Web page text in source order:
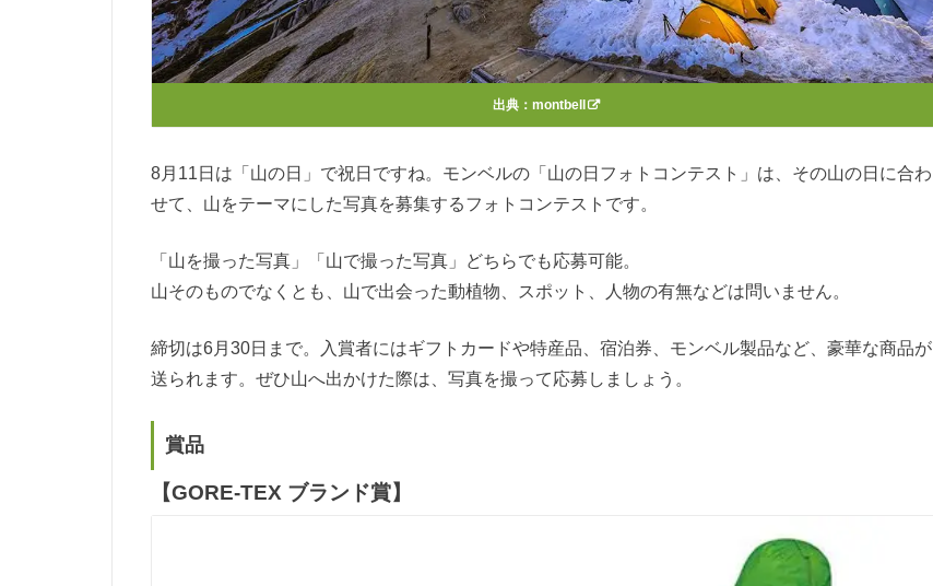
出典： montbell
8月11日は「山の日」で祝日ですね。モンベルの「山の日フォトコンテスト」は、その山の日に合わ
せて、山をテーマにした写真を募集するフォトコンテストです。
「山を撮った写真」「山で撮った写真」どちらでも応募可能。
山そのものでなくとも、山で出会った動植物、スポット、人物の有無などは問いません。
締切は6月30日まで。入賞者にはギフトカードや特産品、宿泊券、モンベル製品など、豪華な商品が
送られます。ぜひ山へ出かけた際は、写真を撮って応募しましょう。
賞品
【GORE-TEX ブランド賞】